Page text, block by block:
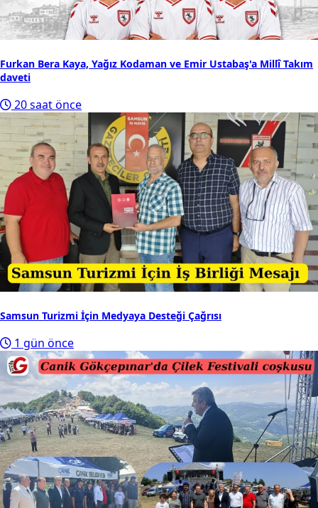
Furkan Bera Kaya, Yağız Kodaman ve Emir Ustabaş'a Millî Takım
daveti
20 saat önce
Samsun Turizmi İçin Medyaya Desteği Çağrısı
1 gün önce